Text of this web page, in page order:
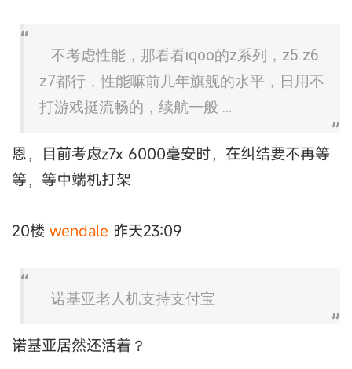
不考虑性能，那看看iqoo的z系列，z5 z6
z7都行，性能嘛前几年旗舰的水平，日用不
打游戏挺流畅的，续航一般 ...
恩，目前考虑z7x 6000毫安时，在纠结要不再等
等，等中端机打架
20楼 wendale 昨天23:09
诺基亚老人机支持支付宝
诺基亚居然还活着？